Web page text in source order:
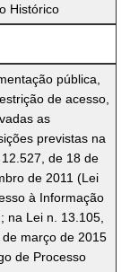
Histórico
pública,
de acesso,
as
previstas na
de 18 de
de 2011 (Lei
à Informação
na Lei n. 13.105,
março de 2015
de Processo